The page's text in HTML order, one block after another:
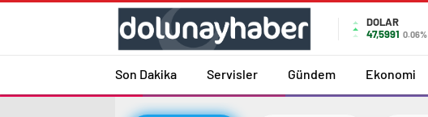
DOLAR
47,5991 0.06%
Son Dakika Servisler Gündem Ekonomi